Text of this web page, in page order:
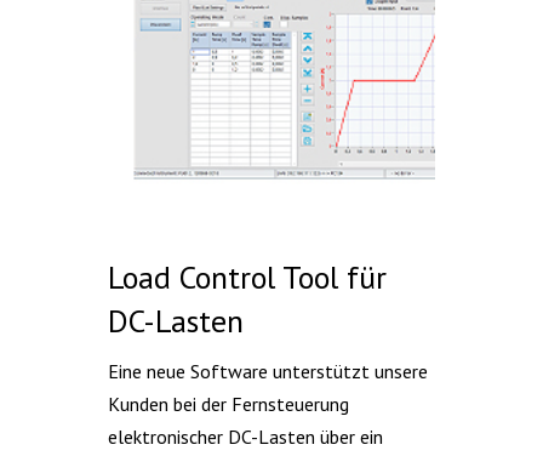
Load Control Tool für
DC-Lasten
Eine neue Software unterstützt unsere
Kunden bei der Fernsteuerung
elektronischer DC-Lasten über ein